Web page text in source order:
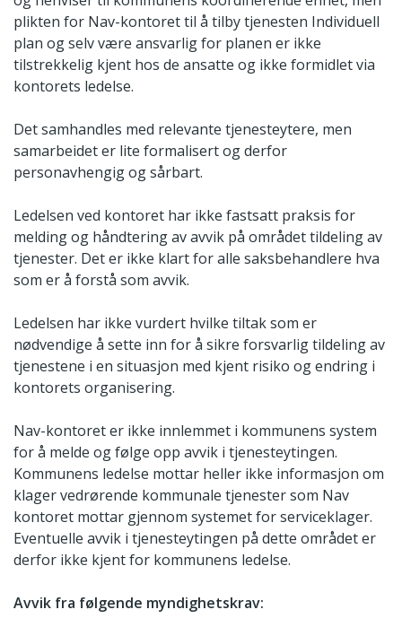
plikten for Nav-kontoret til å tilby tjenesten Individuell
plan og selv være ansvarlig for planen er ikke
tilstrekkelig kjent hos de ansatte og ikke formidlet via
kontorets ledelse.
Det samhandles med relevante tjenesteytere, men
samarbeidet er lite formalisert og derfor
personavhengig og sårbart.
Ledelsen ved kontoret har ikke fastsatt praksis for
melding og håndtering av avvik på området tildeling av
tjenester. Det er ikke klart for alle saksbehandlere hva
som er å forstå som avvik.
Ledelsen har ikke vurdert hvilke tiltak som er
nødvendige å sette inn for å sikre forsvarlig tildeling av
tjenestene i en situasjon med kjent risiko og endring i
kontorets organisering.
Nav-kontoret er ikke innlemmet i kommunens system
for å melde og følge opp avvik i tjenesteytingen.
Kommunens ledelse mottar heller ikke informasjon om
klager vedrørende kommunale tjenester som Nav
kontoret mottar gjennom systemet for serviceklager.
Eventuelle avvik i tjenesteytingen på dette området er
derfor ikke kjent for kommunens ledelse.
Avvik fra følgende myndighetskrav: